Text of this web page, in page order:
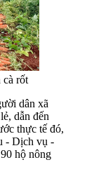
cà rốt
dân xã
dẫn đến
thực tế đó,
- Dịch vụ -
hộ nông